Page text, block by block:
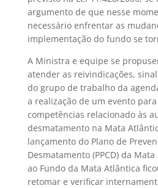
argumento de que nesse
necessário enfrentar as
implementação do fundo se
A Ministra e equipe se
atender as reivindicações,
do grupo de trabalho da
a realização de um evento
competências relacionado às
desmatamento na Mata
lançamento do Plano de
Desmatamento (PPCD) da
ao Fundo da Mata Atlântica
retomar e verificar